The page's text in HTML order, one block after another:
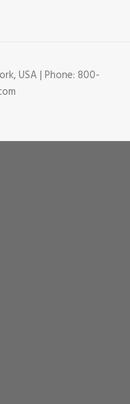
USA | Phone: 800-